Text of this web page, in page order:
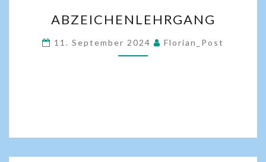
ABZEICHENLEHRGANG
11. September 2024 Florian_Post